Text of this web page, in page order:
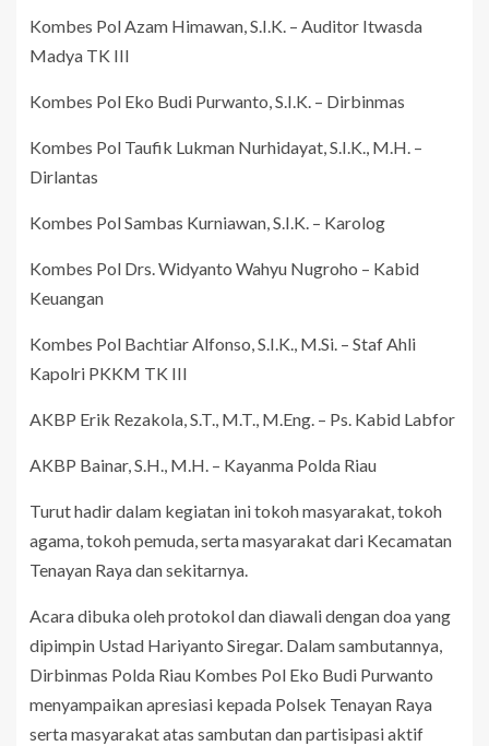
Kombes Pol Azam Himawan, S.I.K. – Auditor Itwasda
Madya TK III
Kombes Pol Eko Budi Purwanto, S.I.K. – Dirbinmas
Kombes Pol Taufik Lukman Nurhidayat, S.I.K., M.H. –
Dirlantas
Kombes Pol Sambas Kurniawan, S.I.K. – Karolog
Kombes Pol Drs. Widyanto Wahyu Nugroho – Kabid
Keuangan
Kombes Pol Bachtiar Alfonso, S.I.K., M.Si. – Staf Ahli
Kapolri PKKM TK III
AKBP Erik Rezakola, S.T., M.T., M.Eng. – Ps. Kabid Labfor
AKBP Bainar, S.H., M.H. – Kayanma Polda Riau
Turut hadir dalam kegiatan ini tokoh masyarakat, tokoh
agama, tokoh pemuda, serta masyarakat dari Kecamatan
Tenayan Raya dan sekitarnya.
Acara dibuka oleh protokol dan diawali dengan doa yang
dipimpin Ustad Hariyanto Siregar. Dalam sambutannya,
Dirbinmas Polda Riau Kombes Pol Eko Budi Purwanto
menyampaikan apresiasi kepada Polsek Tenayan Raya
serta masyarakat atas sambutan dan partisipasi aktif